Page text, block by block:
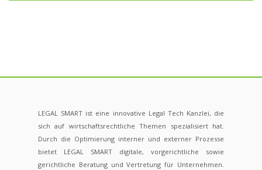
LEGAL SMART ist eine innovative Legal Tech Kanzlei, die
sich auf wirtschaftsrechtliche Themen spezialisiert hat.
Durch die Optimierung interner und externer Prozesse
bietet LEGAL SMART digitale, vorgerichtliche sowie
gerichtliche Beratung und Vertretung für Unternehmen.